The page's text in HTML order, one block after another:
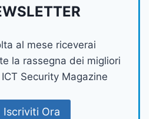
al mese riceverai
la rassegna dei migliori
Security Magazine
Iscriviti Ora